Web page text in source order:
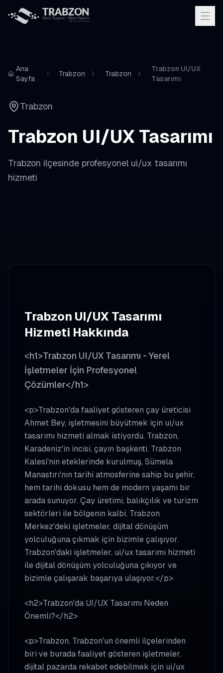
Ana
Sayfa
Trabzon Trabzon
Trabzon UI/UX
Tasarımı
Trabzon
Trabzon UI/UX Tasarımı
Trabzon ilçesinde profesyonel ui/ux tasarımı
hizmeti
Trabzon UI/UX Tasarımı
Hizmeti Hakkında
<h1>Trabzon UI/UX Tasarımı - Yerel
İşletmeler İçin Profesyonel
Çözümler</h1>
<p>Trabzon'da faaliyet gösteren çay üreticisi
Ahmet Bey, işletmesini büyütmek için ui/ux
tasarımı hizmeti almak istiyordu. Trabzon,
Karadeniz'in incisi, çayın başkenti. Trabzon
Kalesi'nin eteklerinde kurulmuş, Sümela
Manastırı'nın tarihi atmosferine sahip bu şehir,
hem tarihi dokusu hem de modern yaşamı bir
arada sunuyor. Çay üretimi, balıkçılık ve turizm
sektörleri ile bölgenin kalbi. Trabzon
Merkez'deki işletmeler, dijital dönüşüm
yolculuğuna çıkmak için bizimle çalışıyor.
Trabzon'daki işletmeler, ui/ux tasarımı hizmeti
ile dijital dönüşüm yolculuğuna çıkıyor ve
bizimle çalışarak başarıya ulaşıyor.</p>
<h2>Trabzon'da UI/UX Tasarımı Neden
Önemli?</h2>
<p>Trabzon, Trabzon'un önemli ilçelerinden
biri ve burada faaliyet gösteren işletmeler,
dijital pazarda rekabet edebilmek için ui/ux